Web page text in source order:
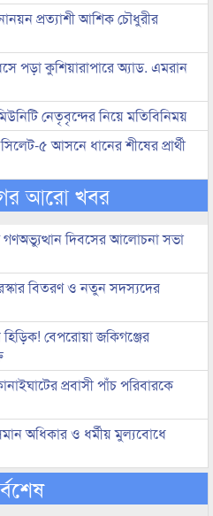
প্রত্যাশী আশিক চৌধুরীর
পড়া কুশিয়ারাপারে অ্যাড. এমরান
নেতৃবৃন্দের নিয়ে মতিবিনিময়
৫ আসনে ধানের শীষের প্রার্থী
আরো খবর
গণঅভ্যুত্থান দিবসের আলোচনা সভা
বিতরণ ও নতুন সদস্যদের
বেপরোয়া জকিগঞ্জের
প্রবাসী পাঁচ পরিবারকে
অধিকার ও ধর্মীয় মুল্যবোধে